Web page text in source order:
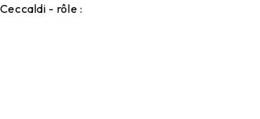
- rôle :